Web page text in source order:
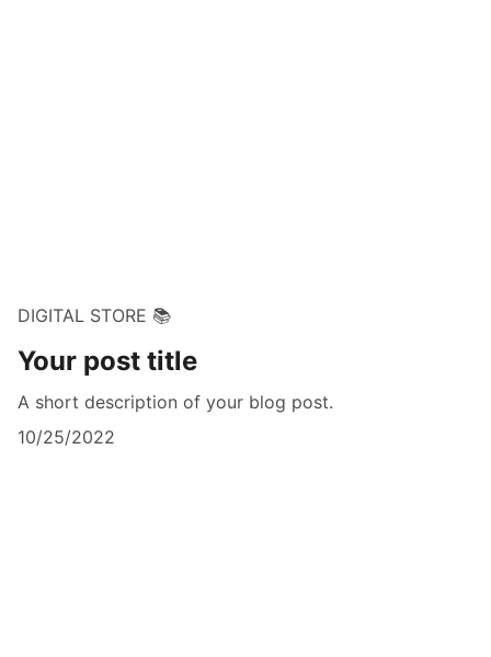
DIGITAL STORE 📚
Your post title
A short description of your blog post.
10/25/2022